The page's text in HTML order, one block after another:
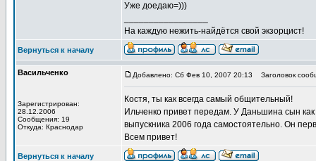
Уже доедаю=)))
На каждую нежить-найдётся свой экзорцист!
Вернуться к началу
Васильченко
Зарегистрирован:
28.12.2006
Сообщения: 19
Откуда: Краснодар
Добавлено: Сб Фев 10, 2007 20:13 Заголовок
Костя, ты как всегда самый общительный!
Ильченко привет передам. У Даньшина сын
выпускника 2006 года самостоятельно. Он
Всем привет!
Вернуться к началу